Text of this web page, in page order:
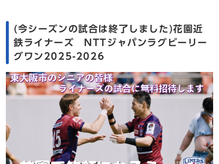
(今シーズンの試合は終了しました)花園近
鉄ライナーズ NTTジャパンラグビーリー
グワン2025-2026